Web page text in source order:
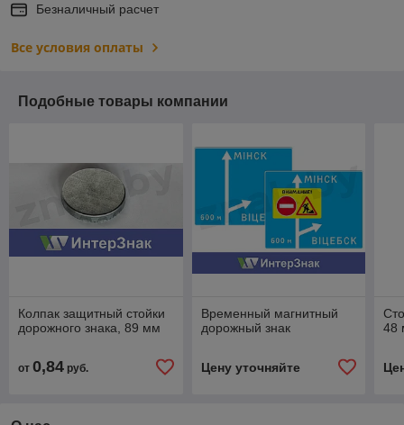
Безналичный расчет
Все условия оплаты
Подобные товары компании
Колпак защитный стойки
дорожного знака, 89 мм
от 0,84 руб.
Временный магнитный
дорожный знак
Цену уточняйте
48